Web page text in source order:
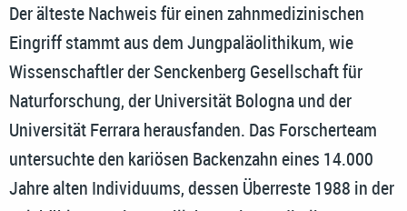
Der älteste Nachweis für einen zahnmedizinischen
Eingriff stammt aus dem Jungpaläolithikum, wie
Wissenschaftler der Senckenberg Gesellschaft für
Naturforschung, der Universität Bologna und der
Universität Ferrara herausfanden. Das Forscherteam
untersuchte den kariösen Backenzahn eines 14.000
Jahre alten Individuums, dessen Überreste 1988 in der